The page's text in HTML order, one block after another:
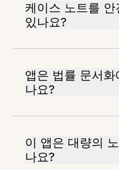
케이스 노트를
있나요?
앱은 법률 문서
나요?
이 앱은 대량의
나요?